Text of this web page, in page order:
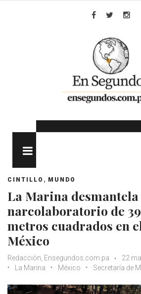
CINTILLO , MUNDO
La Marina desmantela
narcolaboratorio de
metros cuadrados en
México
Redacción, Ensegundos.com.pa
22
La Marina
México Secretaría de